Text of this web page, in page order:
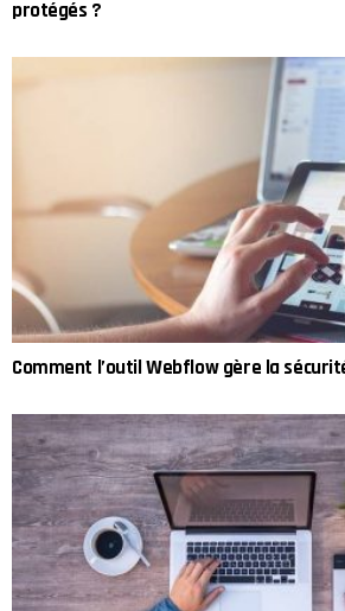
protégés ?
Comment l’outil Webflow gère la